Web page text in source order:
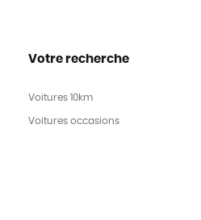
Votre recherche
Voitures 10km
Voitures occasions